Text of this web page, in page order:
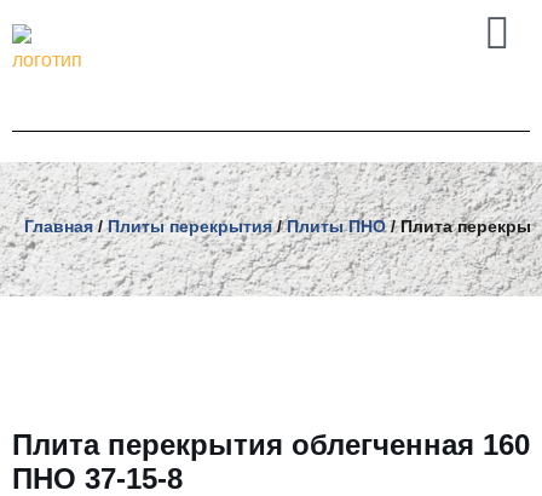
Перейти
содержимому
Главная/Плиты перекрытия/Плиты ПНО/ Плита
Плита перекрытия облегченная 160
ПНО 37-15-8